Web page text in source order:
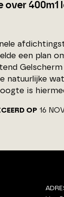
over 400m1
een plan
natuurlijke
is
OP 16